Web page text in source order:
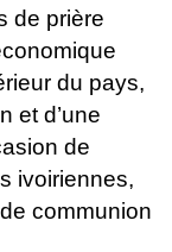
de prière
du pays,
et d’une
de
ivoiriennes,
communion